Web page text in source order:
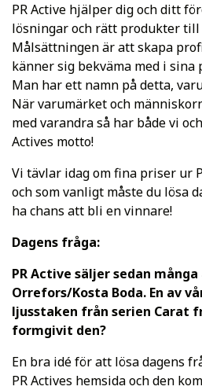
PR Active hjälper dig och ditt
lösningar och rätt produkter
Målsättningen är att skapa
känner sig bekväma med i
Man har ett namn på detta,
När varumärket och
med varandra så har både vi
Actives motto!
Vi tävlar idag om fina priser ur
och som vanligt måste du lösa
ha chans att bli en vinnare!
Dagens fråga:
PR Active säljer sedan
Orrefors/Kosta Boda. En av
ljusstaken från serien Carat
formgivit den?
En bra idé för att lösa dagens
PR Actives hemsida och den